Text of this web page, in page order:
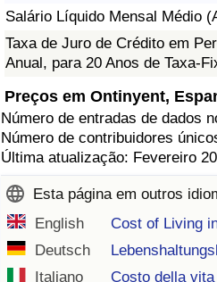
Salário Líquido Mensal Médio
Taxa de Juro de Crédito em
Anual, para 20 Anos de Taxa-
Preços em Ontinyent,
Número de entradas de dados
Número de contribuidores
Última atualização: Fevereiro
Esta página em outros
English
Cost of Living
Deutsch
Italiano
Costo della